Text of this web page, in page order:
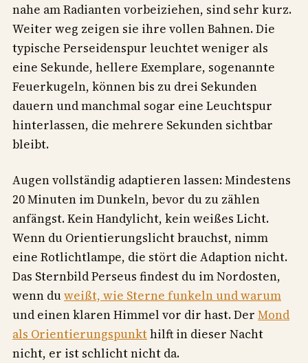
nahe am Radianten vorbeiziehen, sind sehr kurz.
Weiter weg zeigen sie ihre vollen Bahnen. Die
typische Perseidenspur leuchtet weniger als
eine Sekunde, hellere Exemplare, sogenannte
Feuerkugeln, können bis zu drei Sekunden
dauern und manchmal sogar eine Leuchtspur
hinterlassen, die mehrere Sekunden sichtbar
bleibt.
Augen vollständig adaptieren lassen: Mindestens
20 Minuten im Dunkeln, bevor du zu zählen
anfängst. Kein Handylicht, kein weißes Licht.
Wenn du Orientierungslicht brauchst, nimm
eine Rotlichtlampe, die stört die Adaption nicht.
Das Sternbild Perseus findest du im Nordosten,
wenn duweißt, wie Sterne funkeln und warum
und einen klaren Himmel vor dir hast. Der Mond
als Orientierungspunkthilft in dieser Nacht
nicht, er ist schlicht nicht da.